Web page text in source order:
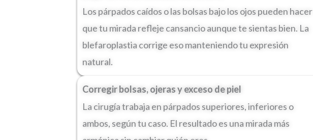
Los párpados caídos o las bolsas bajo los ojos pueden hacer
que tu mirada refleje cansancio aunque te sientas bien. La
blefaroplastia corrige eso manteniendo tu expresión
natural.
Corregir bolsas, ojeras y exceso de piel
La cirugía trabaja en párpados superiores, inferiores o
ambos, según tu caso. El resultado es una mirada más